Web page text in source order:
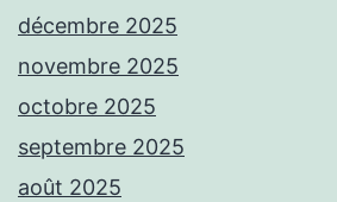
décembre 2025
novembre 2025
octobre 2025
septembre 2025
août 2025